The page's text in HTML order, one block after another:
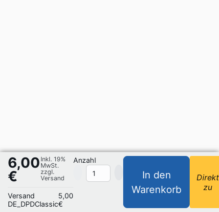
6,00
€
Inkl. 19%
MwSt.
zzgl.
Versand
Versand
DE_DPDClassic
5,00
€
Anzahl
In den
Warenkorb
Direkt
zu